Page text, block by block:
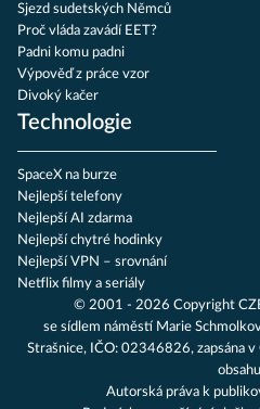
Sjezd sudetských Němců
Proč vláda zavádí EET?
Padni komu padni
Výpověď z práce vzor
Divoký kačer
Technologie
SpaceX na burze
Nejlepší telefony
Nejlepší AI zdarma
Nejlepší chytré hodinky
Nejlepší VPN – srovnání
Netflix filmy a seriály
© 2001 - 2026 Copyright
se sídlem náměstí Marie
Strašnice, IČO: 02346826, zapsána
obsahu
Autorská práva k